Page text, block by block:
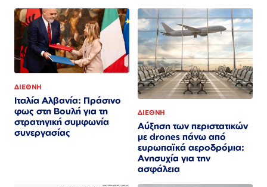
ΔΙΕΘΝΗ
Ιταλία Αλβανία: Πράσινο
φως στη Βουλή για τη
στρατηγική συμφωνία
συνεργασίας
ΔΙΕΘΝΗ
Αύξηση των περιστατικών
με drones πάνω από
ευρωπαϊκά αεροδρόμια:
Ανησυχία για την
ασφάλεια